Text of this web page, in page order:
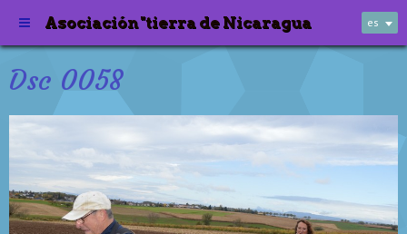
Asociación "tierra de Nicaragua es
Dsc 0058